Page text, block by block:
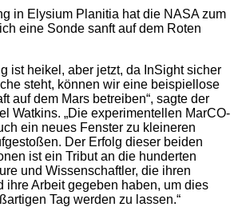
in Elysium Planitia hat die NASA zum
eine Sonde sanft auf dem Roten
ist heikel, aber jetzt, da InSight sicher
steht, können wir eine beispiellose
auf dem Mars betreiben“, sagte der
Watkins. „Die experimentellen MarCO-
ein neues Fenster zu kleineren
Der Erfolg dieser beiden
ist ein Tribut an die hunderten
und Wissenschaftler, die ihren
ihre Arbeit gegeben haben, um dies
Tag werden zu lassen.“